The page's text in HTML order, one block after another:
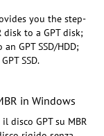
you the step-
to a GPT disk;
GPT SSD/HDD;
SSD.
in Windows
disco GPT su MBR